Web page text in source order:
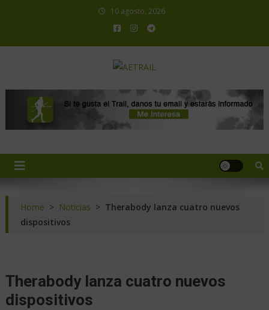
10 agosto, 2026
Home > Noticias > Therabody lanza cuatro nuevos
dispositivos
Therabody lanza cuatro nuevos
dispositivos